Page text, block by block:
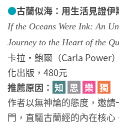
●古蘭似海：用生活見證
If the Oceans Were Ink: An
Journey to the Heart of the
卡拉‧鮑爾（Carla Power
化出版，480元
推薦原因： 知 思 樂 獨
作者以無神論的態度，邀
門，直驅古蘭經的內在核